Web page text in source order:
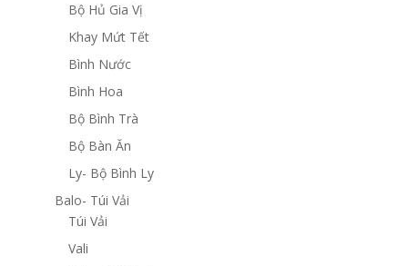
Bộ Hủ Gia Vị
Khay Mứt Tết
Bình Nước
Bình Hoa
Bộ Bình Trà
Bộ Bàn Ăn
Ly- Bộ Bình Ly
Balo- Túi Vải
Túi Vải
Vali